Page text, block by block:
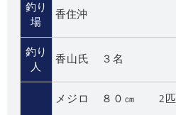
釣り
場
香住沖
釣り
人
香山氏 ３名
メジロ ８０㎝ 2匹